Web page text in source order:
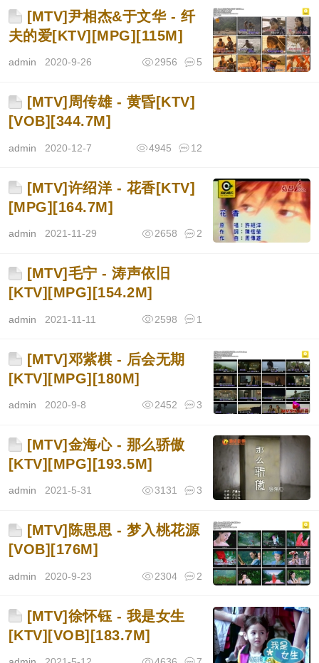
[MTV]尹相杰&于文华 - 纤
夫的爱[KTV][MPG][115M]
admin 2020-9-26 5
2956
[MTV]周传雄 - 黄昏[KTV]
[VOB][344.7M]
admin 2020-12-7 12
4945
[MTV]许绍洋 - 花香[KTV]
[MPG][164.7M]
admin 2021-11-29 2
2658
[MTV]毛宁 - 涛声依旧
[KTV][MPG][154.2M]
admin 2021-11-11 1
2598
[MTV]邓紫棋 - 后会无期
[KTV][MPG][180M]
admin 2020-9-8 3
2452
[MTV]金海心 - 那么骄傲
[KTV][MPG][193.5M]
admin 2021-5-31 3
3131
[MTV]陈思思 - 梦入桃花源
[VOB][176M]
admin 2020-9-23 2
2304
[MTV]徐怀钰 - 我是女生
[KTV][VOB][183.7M]